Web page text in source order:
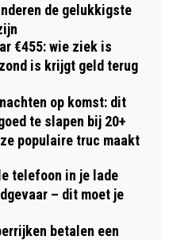
de gelukkigste
€455: wie ziek is
is krijgt geld terug
op komst: dit
te slapen bij 20+
populaire truc maakt
telefoon in je lade
– dit moet je
betalen een